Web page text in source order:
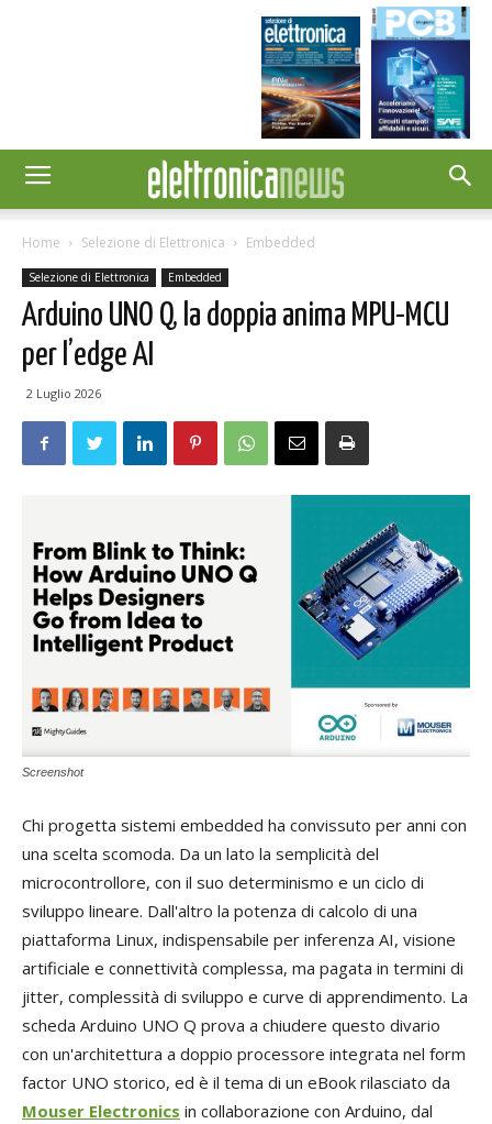
Home Selezione di Elettronica Embedded
Selezione di Elettronica Embedded
Arduino UNO Q, la doppia anima MPU-MCU
per l’edge AI
2 Luglio 2026
Screenshot
Chi progetta sistemi embedded ha convissuto per anni con
una scelta scomoda. Da un lato la semplicità del
microcontrollore, con il suo determinismo e un ciclo di
sviluppo lineare. Dall'altro la potenza di calcolo di una
piattaforma Linux, indispensabile per inferenza AI, visione
artificiale e connettività complessa, ma pagata in termini di
jitter, complessità di sviluppo e curve di apprendimento. La
scheda Arduino UNO Q prova a chiudere questo divario
con un'architettura a doppio processore integrata nel form
factor UNO storico, ed è il tema di un eBook rilasciato da
Mouser Electronics in collaborazione con Arduino, dal